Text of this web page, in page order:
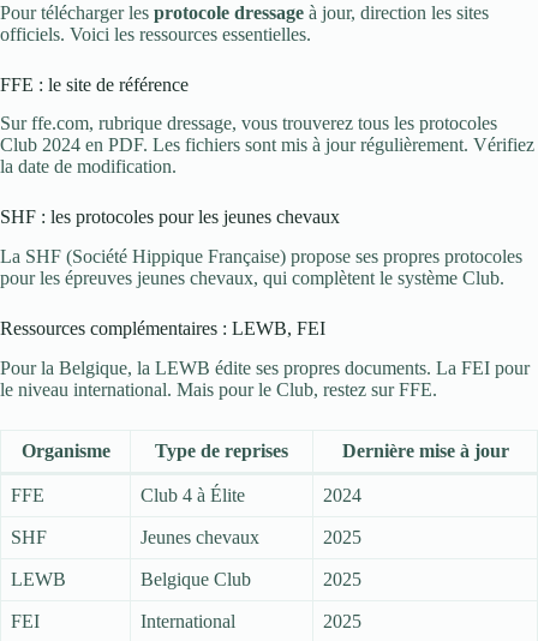
Pour télécharger les protocole dressage à jour, direction les sites
officiels. Voici les ressources essentielles.
FFE : le site de référence
Sur ffe.com, rubrique dressage, vous trouverez tous les protocoles
Club 2024 en PDF. Les fichiers sont mis à jour régulièrement. Vérifiez
la date de modification.
SHF : les protocoles pour les jeunes chevaux
La SHF (Société Hippique Française) propose ses propres protocoles
pour les épreuves jeunes chevaux, qui complètent le système Club.
Ressources complémentaires : LEWB, FEI
Pour la Belgique, la LEWB édite ses propres documents. La FEI pour
le niveau international. Mais pour le Club, restez sur FFE.
Organisme Type de reprises Dernière mise à jour
FFE Club 4 à Élite 2024
SHF Jeunes chevaux 2025
LEWB Belgique Club 2025
FEI International
2025